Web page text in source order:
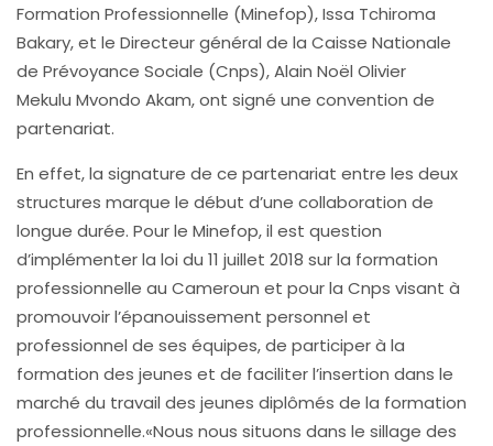
Formation Professionnelle (Minefop), Issa Tchiroma
Bakary, et le Directeur général de la Caisse Nationale
de Prévoyance Sociale (Cnps), Alain Noël Olivier
Mekulu Mvondo Akam, ont signé une convention de
partenariat.
En effet, la signature de ce partenariat entre les deux
structures marque le début d’une collaboration de
longue durée. Pour le Minefop, il est question
d’implémenter la loi du 11 juillet 2018 sur la formation
professionnelle au Cameroun et pour la Cnps visant à
promouvoir l’épanouissement personnel et
professionnel de ses équipes, de participer à la
formation des jeunes et de faciliter l’insertion dans le
marché du travail des jeunes diplômés de la formation
professionnelle.«Nous nous situons dans le sillage des